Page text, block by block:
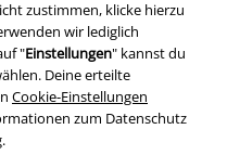
zustimmen, klicke hierzu
wir lediglich
"Einstellungen" kannst du
Deine erteilte
Cookie-Einstellungen
zum Datenschutz
.